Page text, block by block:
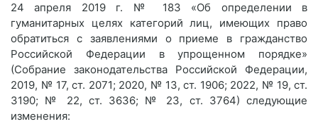
24 апреля 2019 г. № 183 «Об определении в
гуманитарных целях категорий лиц, имеющих право
обратиться с заявлениями о приеме в гражданство
Российской Федерации в упрощенном порядке»
(Собрание законодательства Российской Федерации,
2019, № 17, ст. 2071; 2020, № 13, ст. 1906; 2022, № 19, ст.
3190; № 22, ст. 3636; № 23, ст. 3764) следующие
изменения: